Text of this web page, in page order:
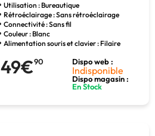
Utilisation : Bureautique
Rétroéclairage : Sans rétroéclairage
Connectivité : Sans fil
Couleur : Blanc
Alimentation souris et clavier : Filaire
49€90 Dispo web :
Indisponible
Dispo magasin :
En Stock